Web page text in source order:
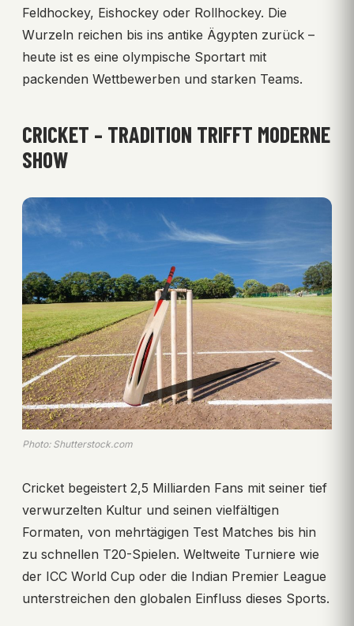
Feldhockey, Eishockey oder Rollhockey. Die
Wurzeln reichen bis ins antike Ägypten zurück –
heute ist es eine olympische Sportart mit
packenden Wettbewerben und starken Teams.
CRICKET – TRADITION TRIFFT MODERNE
SHOW
Photo: Shutterstock.com
Cricket begeistert 2,5 Milliarden Fans mit seiner tief
verwurzelten Kultur und seinen vielfältigen
Formaten, von mehrtägigen Test Matches bis hin
zu schnellen T20-Spielen. Weltweite Turniere wie
der ICC World Cup oder die Indian Premier League
unterstreichen den globalen Einfluss dieses Sports.